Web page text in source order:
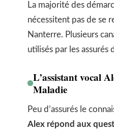
La majorité des
nécessitent pas de se
Nanterre. Plusieurs
utilisés par les assurés
L’assistant vocal
Maladie
Peu d’assurés le
Alex répond aux